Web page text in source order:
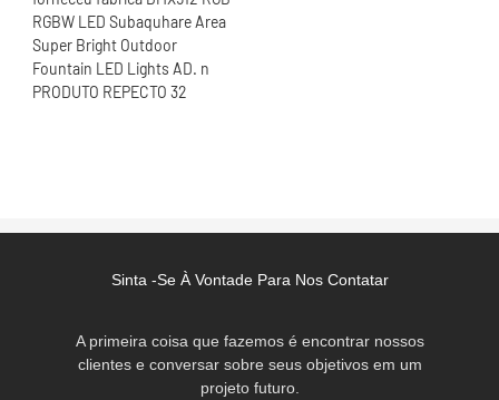
Sinta -se À Vontade Para Nos Contatar
A primeira coisa que fazemos é encontrar nossos
clientes e conversar sobre seus objetivos em um
projeto futuro.